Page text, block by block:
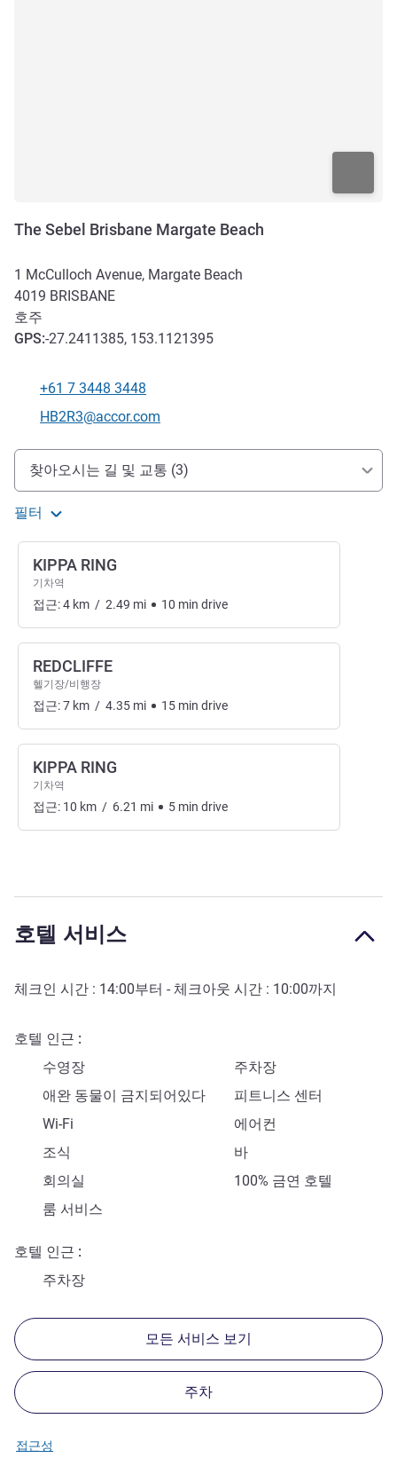
The Sebel Brisbane Margate Beach
1 McCulloch Avenue, Margate Beach
4019 BRISBANE
호주
GPS:-27.2411385, 153.1121395
전화
+61 7 3448 3448
E-mail
HB2R3@accor.com
호텔 접근 및 교통
찾아오시는 길 및 교통 (3)
필터
KIPPA RING
기차역
접근:4 km / 2.49 mi 10 min drive
REDCLIFFE
헬기장/비행장
접근:7 km / 4.35 mi 15 min drive
KIPPA RING
기차역
접근: 10 km / 6.21 mi 5 min drive
호텔 서비스
체크인 시간 : 14:00부터 - 체크아웃 시간 : 10:00까지
호텔 인근
수영장
주차장
애완 동물이 금지되어있다
피트니스 센터
Wi-Fi
에어컨
조식
바
회의실
100% 금연 호텔
룸 서비스
호텔 인근
주차장
모든 서비스 보기
주차
접근성